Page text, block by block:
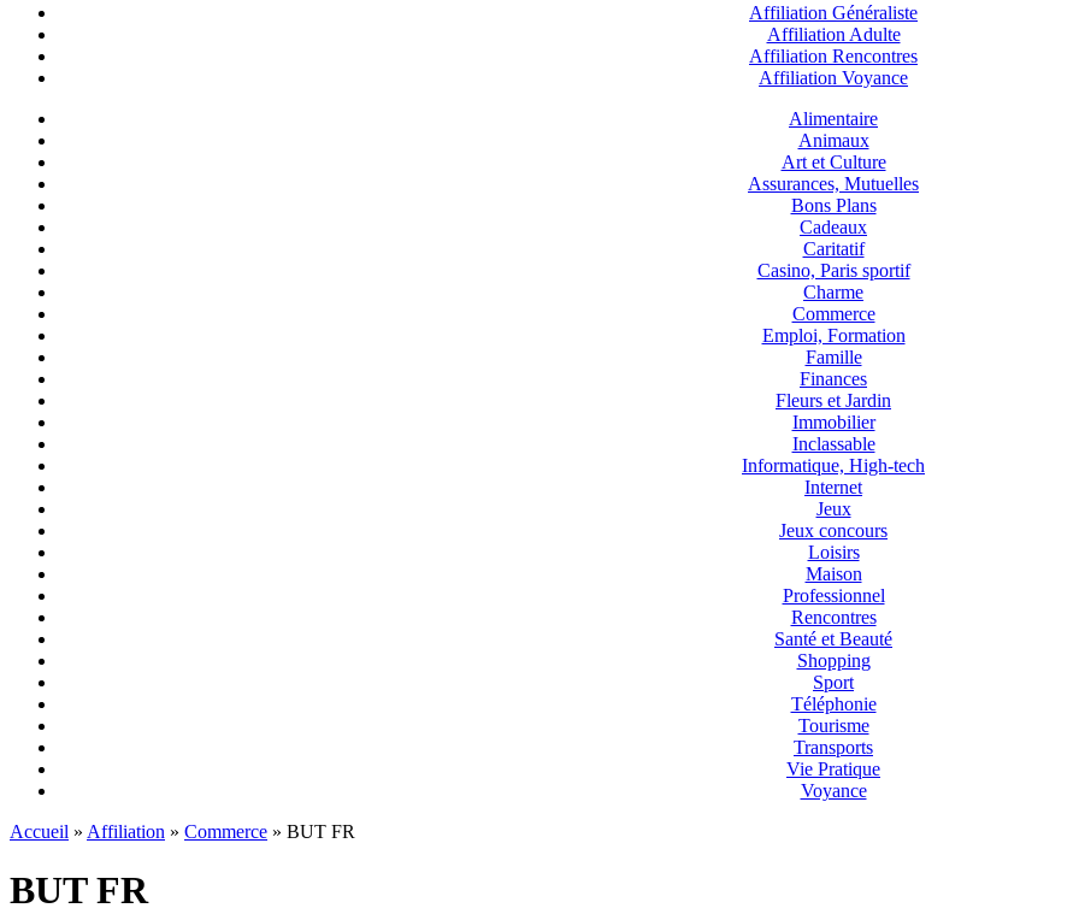
Affiliation Généraliste
Affiliation Adulte
Affiliation Rencontres
Affiliation Voyance
Alimentaire
Animaux
Art et Culture
Assurances, Mutuelles
Bons Plans
Cadeaux
Caritatif
Casino, Paris sportif
Charme
Commerce
Emploi, Formation
Famille
Finances
Fleurs et Jardin
Immobilier
Inclassable
Informatique, High-tech
Internet
Jeux
Jeux concours
Loisirs
Maison
Professionnel
Rencontres
Santé et Beauté
Shopping
Sport
Téléphonie
Tourisme
Transports
Vie Pratique
Voyance
Accueil » Affiliation » Commerce » BUT FR
BUT FR